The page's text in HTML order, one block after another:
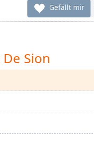
Gefällt mir
Sion